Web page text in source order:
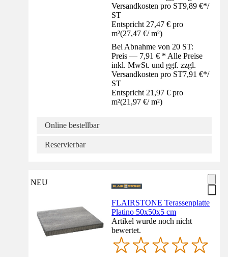
Versandkosten pro ST9,89 €*/
ST
Entspricht 27,47 € pro
m²(27,47 €/ m²)
Bei Abnahme von 20 ST:
Preis — 7,91 € * Alle Preise
inkl. MwSt. und ggf. zzgl.
Versandkosten pro ST7,91 €*/
ST
Entspricht 21,97 € pro
m²(21,97 €/ m²)
Online bestellbar
Reservierbar
NEU
FLAIRSTONE Terassenplatte
Platino 50x50x5 cm
Artikel wurde noch nicht
bewertet.